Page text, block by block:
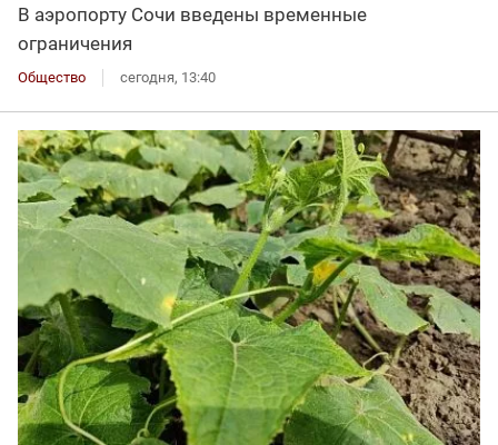
В аэропорту Сочи введены временные
ограничения
Общество сегодня, 13:40